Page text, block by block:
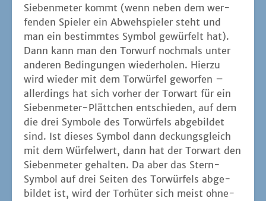
Sie­ben­me­ter kommt (wenn neben dem wer­
fen­den Spie­ler ein Abweh­spie­ler steht und
man ein bestimm­tes Sym­bol gewür­felt hat).
Dann kann man den Tor­wurf noch­mals unter
ande­ren Bedin­gun­gen wie­der­ho­len. Hier­zu
wird wie­der mit dem Tor­wür­fel gewor­fen –
aller­dings hat sich vor­her der Tor­wart für ein
Sie­ben­me­ter-Plätt­chen ent­schie­den, auf dem
die drei Sym­bo­le des Tor­wür­fels abge­bil­det
sind. Ist die­ses Sym­bol dann deckungs­gleich
mit dem Wür­fel­wert, dann hat der Tor­wart den
Sie­ben­me­ter gehal­ten. Da aber das Stern-
Sym­bol auf drei Sei­ten des Tor­wür­fels abge­
bil­det ist, wird der Tor­hü­ter sich meist ohne­